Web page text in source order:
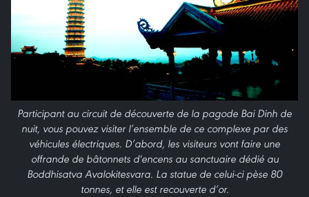
Participant au circuit de découverte de la pagode Bai Dinh de
nuit, vous pouvez visiter l’ensemble de ce complexe par des
véhicules électriques. D’abord, les visiteurs vont faire une
offrande de bâtonnets d'encens au sanctuaire dédié au
Boddhisatva Avalokitesvara. La statue de celui-ci pèse 80
tonnes, et elle est recouverte d’or.